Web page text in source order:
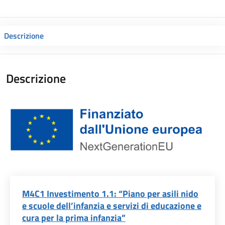
Descrizione
Descrizione
M4C1 Investimento 1.1: “Piano per asili nido
e scuole dell’infanzia e servizi di educazione e
cura per la prima infanzia”